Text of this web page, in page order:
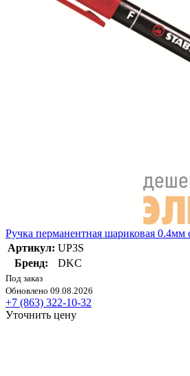
Ручка перманентная шариковая
Артикул: UP3S
Бренд:
DKC
Под заказ
Обновлено 09.08.2026
+7 (863) 322-10-32
Уточнить цену